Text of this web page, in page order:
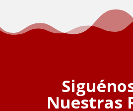
Nuestras